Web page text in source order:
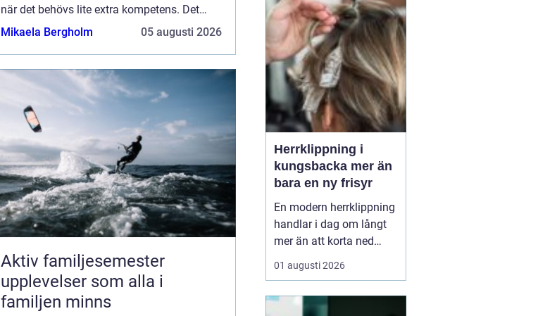
när det behövs lite extra kompetens. Det
gäller dock att hi...
Mikaela Bergholm 05 augusti 2026
Aktiv familjesemester
upplevelser som alla i
familjen minns
ingenjörskonst, slitstarka
materi...
Herrklippning i
kungsbacka mer än
bara en ny frisyr
En modern herrklippning
handlar i dag om långt
mer än att korta ned
håret. Många män vill ha
en stil som både
gymmet och till fest,
01 augusti 2026